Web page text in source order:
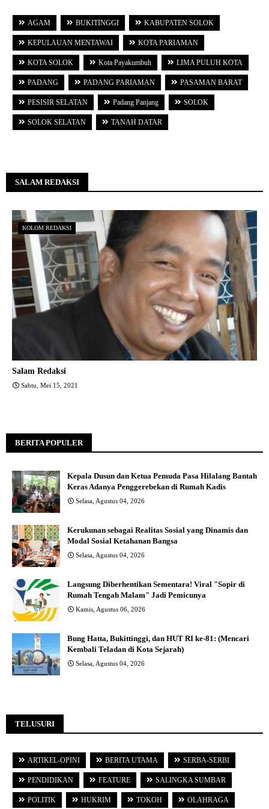
AGAM BUKITINGGI KABUPATEN SOLOK
KEPULAUAN MENTAWAI KOTA PARIAMAN
KOTA SOLOK Kota Payakumbuh LIMA PULUH KOTA
PADANG PADANG PARIAMAN PASAMAN BARAT
PESISIR SELATAN Padang Panjang SOLOK
SOLOK SELATAN TANAH DATAR
SALAM REDAKSI
KOLOM REDAKSI
Salam Redaksi
Sabtu, Mei 15, 2021
BERITA POPULER
Kepala Dusun dan Ketua Pemuda Pasa Hilalang Bantah
Keras Adanya Penggerebekan di Rumah Kadis
Selasa, Agustus 04, 2026
Kerukunan sebagai Realitas Sosial yang Dinamis dan
Modal Sosial Ketahanan Bangsa
Selasa, Agustus 04, 2026
Langsung Diberhentikan Sementara! Viral "Sopir di
Rumah Tengah Malam" Jadi Pemicunya
Kamis, Agustus 06, 2026
Bung Hatta, Bukittinggi, dan HUT RI ke-81: (Mencari
Kembali Teladan di Kota Sejarah)
Selasa, Agustus 04, 2026
TELUSURI
ARTIKEL-OPINI BERITA UTAMA SERBA-SERBI
PENDIDIKAN FEATURE SALINGKA SUMBAR
POLITIK HUKRIM TOKOH OLAHRAGA